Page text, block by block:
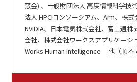
窓会) 、一般財団法人 高度情報科学技
法人 HPCIコンソーシアム、Arm、株式
NVIDIA、日本電気株式会社、富士通株
会社、株式会社ワークスアプリケーシ
Works Human Intelligence 他（順不